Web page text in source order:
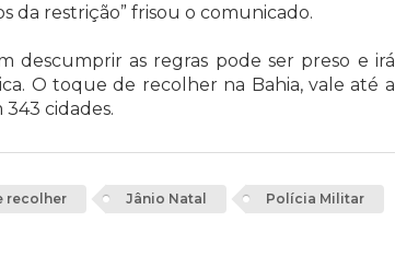
da restrição” frisou o comunicado.
as regras pode ser preso e irá
O toque de recolher na Bahia, vale até a
343 cidades.
recolher Jânio Natal Polícia Militar